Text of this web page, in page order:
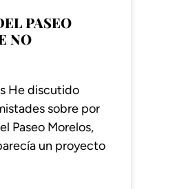
PASEO
NO
He discutido
sobre por
Paseo Morelos,
un proyecto